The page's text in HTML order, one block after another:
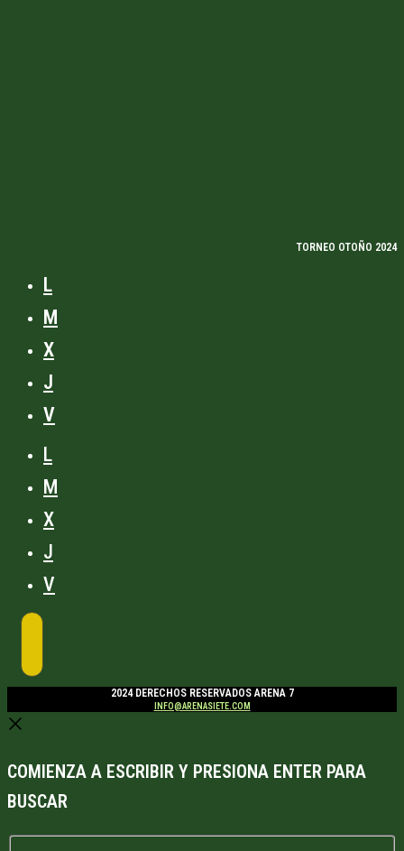
TORNEO OTOÑO 2024
L
M
X
J
V
L
M
X
J
V
2024 DERECHOS RESERVADOS ARENA 7
INFO@ARENASIETE.COM
COMIENZA A ESCRIBIR Y PRESIONA ENTER PARA
BUSCAR